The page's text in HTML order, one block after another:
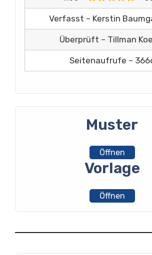
Verfasst – Kerstin
Überprüft – Tillman
Seitenaufrufe –
Muster
Öffnen
Vorlage
Öffnen